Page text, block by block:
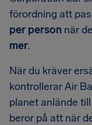
förordning att
per person när
mer.
När du kräver
kontrollerar Air
planet anlände
beror på att när